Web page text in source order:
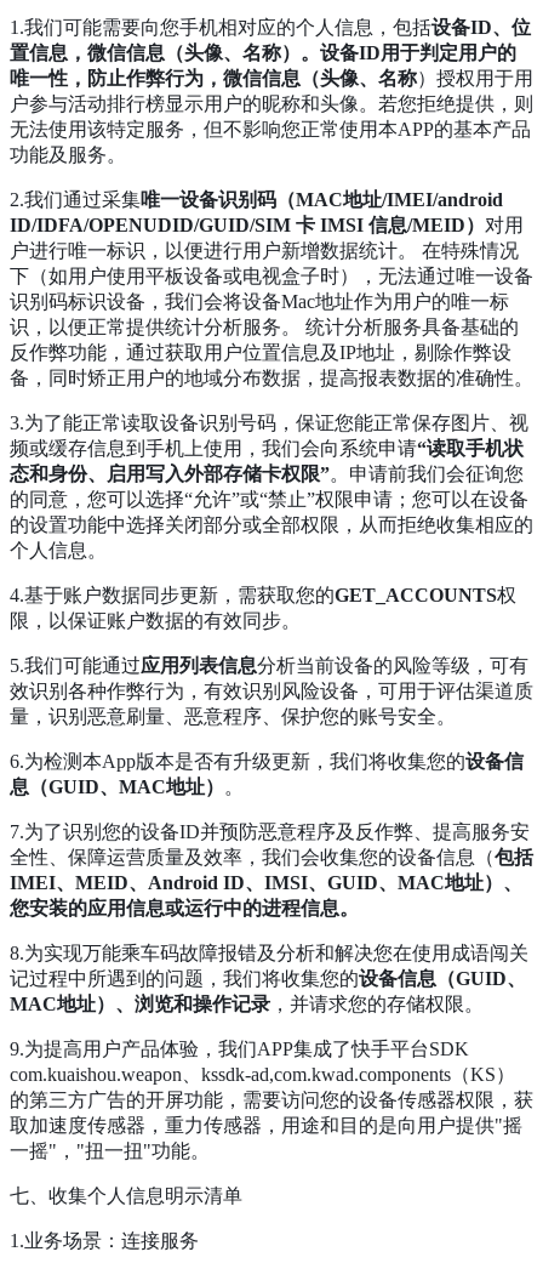
1.我们可能需要向您手机相对应的个人信息，包括设备ID、位
置信息，微信信息（头像、名称）。设备ID用于判定用户的
唯一性，防止作弊行为，微信信息（头像、名称）授权用于用
户参与活动排行榜显示用户的昵称和头像。若您拒绝提供，则
无法使用该特定服务，但不影响您正常使用本APP的基本产品
功能及服务。
2.我们通过采集唯一设备识别码（MAC地址/IMEI/android
ID/IDFA/OPENUDID/GUID/SIM 卡 IMSI 信息/MEID） 对用
户进行唯一标识，以便进行用户新增数据统计。 在特殊情况
下（如用户使用平板设备或电视盒子时），无法通过唯一设备
识别码标识设备，我们会将设备Mac地址作为用户的唯一标
识，以便正常提供统计分析服务。 统计分析服务具备基础的
反作弊功能，通过获取用户位置信息及IP地址，剔除作弊设
备，同时矫正用户的地域分布数据，提高报表数据的准确性。
3.为了能正常读取设备识别号码，保证您能正常保存图片、视
频或缓存信息到手机上使用，我们会向系统申请“读取手机状
态和身份、启用写入外部存储卡权限”。申请前我们会征询您
的同意，您可以选择“允许”或“禁止”权限申请；您可以在设备
的设置功能中选择关闭部分或全部权限，从而拒绝收集相应的
个人信息。
4.基于账户数据同步更新，需获取您的GET_ACCOUNTS权
限，以保证账户数据的有效同步。
5.我们可能通过应用列表信息分析当前设备的风险等级，可有
效识别各种作弊行为，有效识别风险设备，可用于评估渠道质
量，识别恶意刷量、恶意程序、保护您的账号安全。
6.为检测本App版本是否有升级更新，我们将收集您的设备信
息（GUID、MAC地址）
。
7.为了识别您的设备ID并预防恶意程序及反作弊、提高服务安
全性、保障运营质量及效率，我们会收集您的设备信息（包括
IMEI、MEID、Android ID、IMSI、GUID、MAC地址）、
您安装的应用信息或运行中的进程信息。
8.为实现万能乘车码故障报错及分析和解决您在使用成语闯关
记过程中所遇到的问题，我们将收集您的设备信息（GUID、
MAC地址）、浏览和操作记录 ，并请求您的存储权限。
9.为提高用户产品体验，我们APP集成了快手平台SDK
com.kuaishou.weapon、kssdk-ad,com.kwad.components（KS）
的第三方广告的开屏功能，需要访问您的设备传感器权限，获
取加速度传感器，重力传感器，用途和目的是向用户提供"摇
一摇"，"扭一扭"功能。
七、收集个人信息明示清单
1.业务场景：连接服务